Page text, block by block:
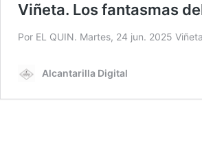
Viñeta. Los fantasmas
Por EL QUIN. Martes, 24 jun. 2025
Alcantarilla Digital